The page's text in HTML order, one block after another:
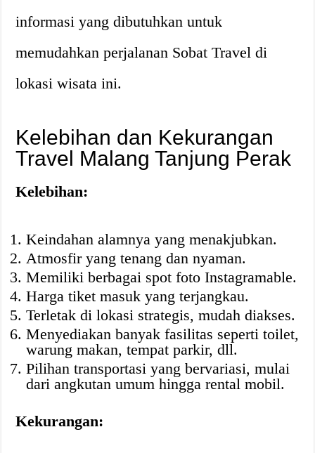
informasi yang dibutuhkan untuk
memudahkan perjalanan Sobat Travel di
lokasi wisata ini.
Kelebihan dan Kekurangan
Travel Malang Tanjung Perak
Kelebihan:
Keindahan alamnya yang menakjubkan.
Atmosfir yang tenang dan nyaman.
Memiliki berbagai spot foto Instagramable.
Harga tiket masuk yang terjangkau.
Terletak di lokasi strategis, mudah diakses.
Menyediakan banyak fasilitas seperti toilet,
warung makan, tempat parkir, dll.
Pilihan transportasi yang bervariasi, mulai
dari angkutan umum hingga rental mobil.
Kekurangan: